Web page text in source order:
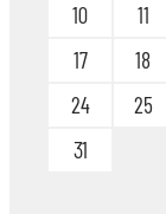
10
11
17
18
24
25
31